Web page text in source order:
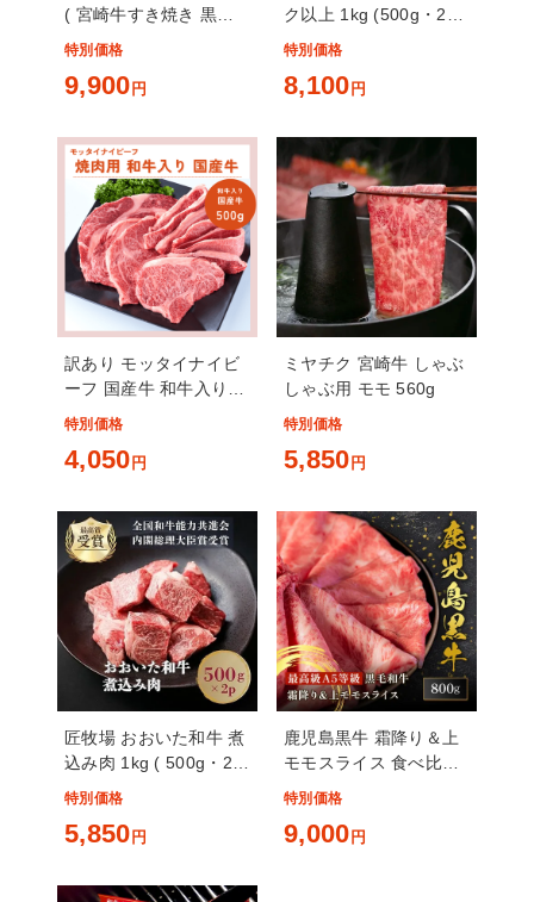
( 宮崎牛すき焼き 黒毛
和牛サイコロステーキ
1.3kg
特別価格
9,900 円
ク以上 1kg (500g・2パ
ック) モッタイナイビー
特別価格
8,100 円
訳あり モッタイナイビ
ーフ 国産牛 和牛入り
焼肉セット 500g
特別価格
4,050 円
ミヤチク 宮崎牛 しゃぶ
しゃぶ用 モモ 560g
特別価格
5,850 円
匠牧場 おおいた和牛 煮
込み肉 1kg ( 500g・2パ
ック )
特別価格
5,850 円
鹿児島黒牛 霜降り＆上
モモスライス 食べ比べ
セット 800g
特別価格
9,000 円